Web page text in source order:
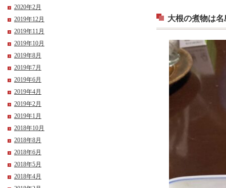
大根の煮物は
2020年2月
2019年12月
2019年11月
2019年10月
2019年8月
2019年7月
2019年6月
2019年4月
2019年2月
2019年1月
2018年10月
2018年8月
2018年6月
2018年5月
2018年4月